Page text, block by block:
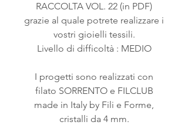
RACCOLTA VOL. 22 (in PDF)
grazie al quale potrete realizzare i
vostri gioielli tessili.
Livello di difficoltà : MEDIO
I progetti sono realizzati con
filato SORRENTO e FILCLUB
made in Italy by Fili e Forme,
cristalli da 4 mm.